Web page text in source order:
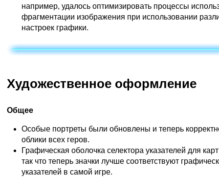
например, удалось оптимизировать процессы
фрагментации изображения при использовании
настроек графики.
Художественное оформление
Общее
Особые портреты были обновлены и теперь
облики всех геров.
Графическая оболочка селектора указателей для
так что теперь значки лучше соответствуют
указателей в самой игре.